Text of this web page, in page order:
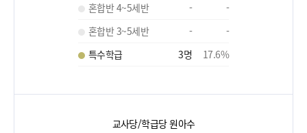
혼합반 4~5세반
-
-
혼합반 3~5세반
-
-
특수학급
3명 17.6%
교사당/학급당 원아수